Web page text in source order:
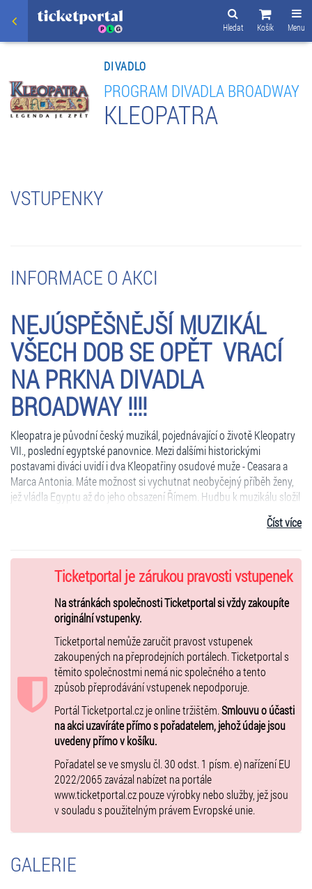
Menu
Košík
Hledat
DIVADLO
PROGRAM DIVADLA BROADWAY
KLEOPATRA
VSTUPENKY
INFORMACE O AKCI
NEJÚSPĚŠNĚJŠÍ MUZIKÁL
VŠECH DOB SE OPĚT VRACÍ
NA PRKNA DIVADLA
BROADWAY !!!!
Kleopatra je původní český muzikál, pojednávající o životě Kleopatry
VII., poslední egyptské panovnice. Mezi dalšími historickými
postavami diváci uvidí i dva Kleopatřiny osudové muže - Ceasara a
Marca Antonia. Máte možnost si vychutnat neobyčejný příběh ženy,
jež vládla Egyptu až do jeho obsazení Římem. Hudbu k muzikálu složil
Michal David, autory libreta, scénáře a textů jsou Zdeněk Borovec,
Lucie Stropnická a Lou Fanánek Hagen. Režisérské taktovky se ujal
V hlavních rolích:
Kleopatra - Kamila Nývltová
Marcus Antonius - Josef Vojtek, Josef Vágner, Peter Pecha, Marian
Caesar - Marian Vojtko, Daniel Hůlka
Ptolemaios - Jakub Kudrnáč
Apollodoros - Dušan Kollár, Ladislav Spilka
Octavianus - Tomáš Trapl, Bohouš Josef
Octavia - Zdenka Trvalcová, Lucia Bugalová
Fulvia - Radka Fišarová, Linda Finková
Rufius - Petr Ryšavý, Peter Pecha, Josef Vágner, Ladislav Spilka
Pothinus - Martin Šemík, Petr Ryšavý
Isis - Kristina Kloubková, Sylva Schneiderová, Linda Finková, Tereza
Jupiter - Zdeněk Dušek, Jan Kuželka
Had / zlatý pták - Johana Hájková, Gloria Mielniková
Více o muzikálech a operetách:
Číst více
Ticketportal je zárukou pravosti vstupenek
Na stránkách společnosti Ticketportal si vždy zakoupíte
originální vstupenky.
Ticketportal nemůže zaručit pravost vstupenek
zakoupených na přeprodejních portálech. Ticketportal s
těmito společnostmi nemá nic společného a tento
způsob přeprodávání vstupenek nepodporuje.
Portál Ticketportal.cz je online tržištěm.Smlouvu o účasti
na akci uzavíráte přímo s pořadatelem, jehož údaje jsou
uvedeny přímo v košíku.
Pořadatel se ve smyslu čl. 30 odst. 1 písm. e) nařízení EU
2022/2065 zavázal nabízet na portále
www.ticketportal.cz pouze výrobky nebo služby, jež jsou
v souladu s použitelným právem Evropské unie.
GALERIE